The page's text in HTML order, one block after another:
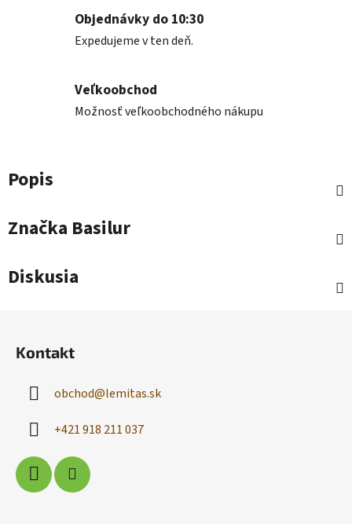
Objednávky do 10:30
Expedujeme v ten deň.
Veľkoobchod
Možnosť veľkoobchodného nákupu
Popis
Značka Basilur
Diskusia
Kontakt
obchod@lemitas.sk
+421 918 211 037